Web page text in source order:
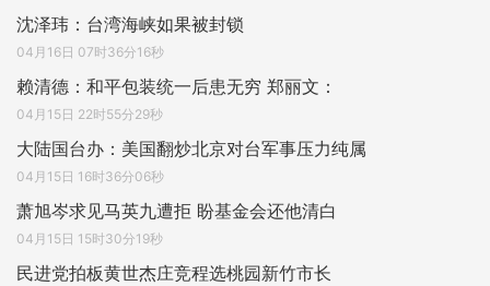
沈泽玮：台湾海峡如果被封锁
04月16日 07时36分16秒
赖清德：和平包装统一后患无穷 郑丽文：
04月15日 22时55分29秒
大陆国台办：美国翻炒北京对台军事压力纯属
04月15日 16时36分06秒
萧旭岑求见马英九遭拒 盼基金会还他清白
04月15日 15时30分19秒
民进党拍板黄世杰庄竞程选桃园新竹市长